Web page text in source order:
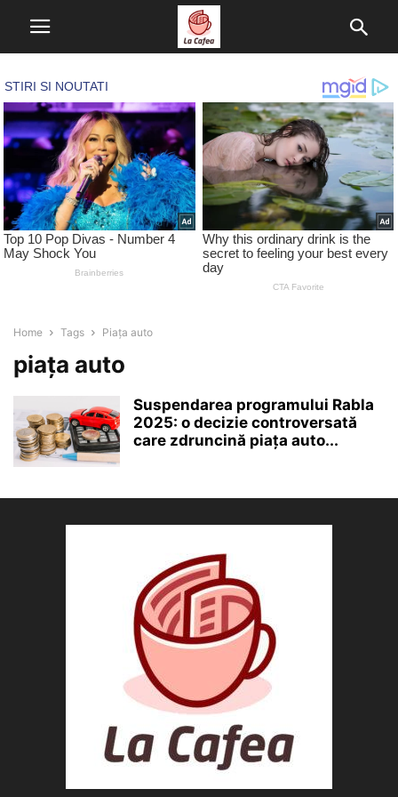
Home Tags Piața auto
piața auto
Suspendarea programului Rabla
2025: o decizie controversată
care zdruncină piața auto...